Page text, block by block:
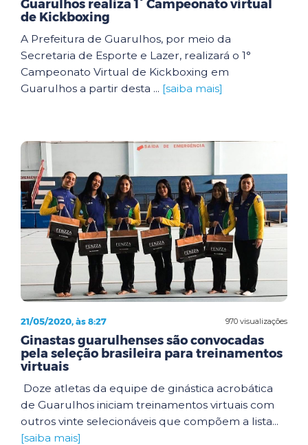
Guarulhos realiza 1° Campeonato virtual
de Kickboxing
A Prefeitura de Guarulhos, por meio da
Secretaria de Esporte e Lazer, realizará o 1°
Campeonato Virtual de Kickboxing em
Guarulhos a partir desta ... [saiba mais]
970 visualizações
21/05/2020, às 8:27
Ginastas guarulhenses são convocadas
pela seleção brasileira para treinamentos
virtuais
Doze atletas da equipe de ginástica acrobática
de Guarulhos iniciam treinamentos virtuais com
outros vinte selecionáveis que compõem a lista...
[saiba mais]